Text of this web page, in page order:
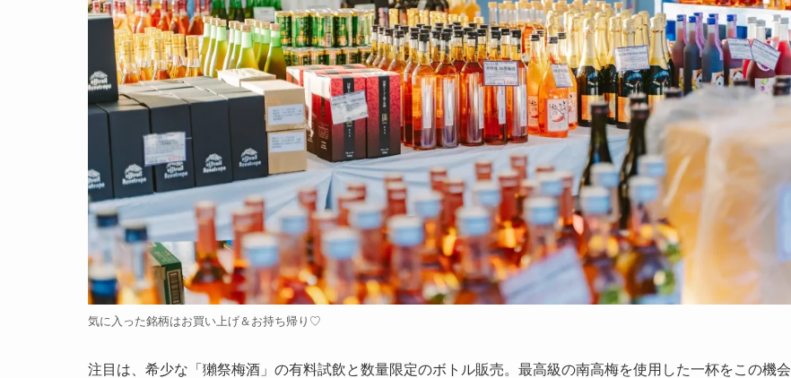
気に入った銘柄はお買い上げ＆お持ち帰り♡
注目は、希少な「獺祭梅酒」の有料試飲と数量限定のボトル販売。最高級の南高梅を使用した一杯をこの機会